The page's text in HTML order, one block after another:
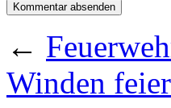
←
Winden